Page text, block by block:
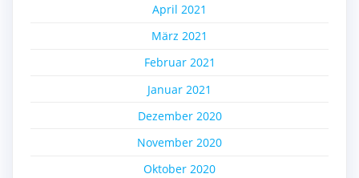
April 2021
März 2021
Februar 2021
Januar 2021
Dezember 2020
November 2020
Oktober 2020